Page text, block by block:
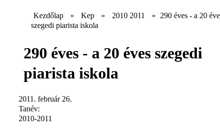
Kezdőlap » Kep » 2010 2011 »
290 éves - a 20
szegedi piarista iskola
290 éves - a 20 éves szegedi
piarista iskola
2011. február 26.
Tanév:
2010-2011